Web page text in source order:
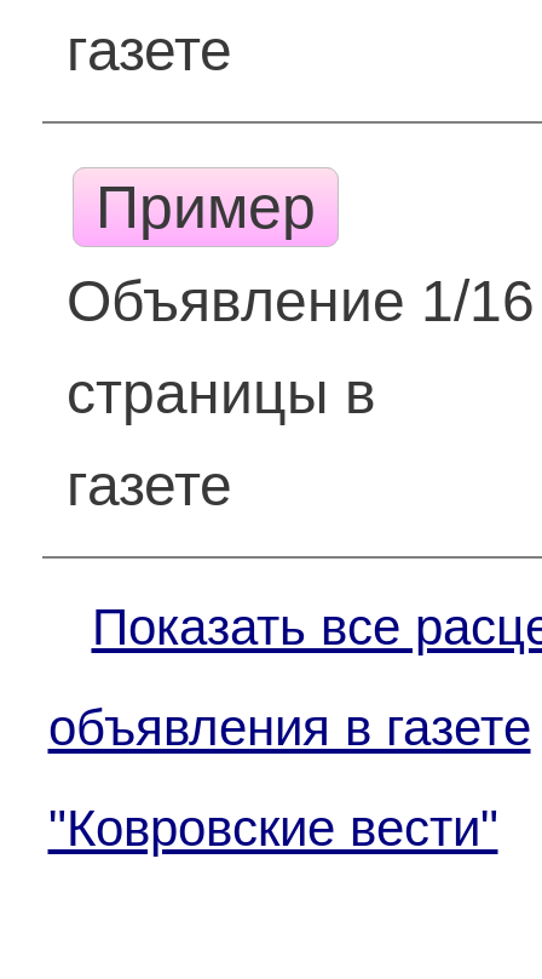
газете
Пример
Объявление 1/16
страницы в
газете
Показать все
объявления в газете
"Ковровские вести"